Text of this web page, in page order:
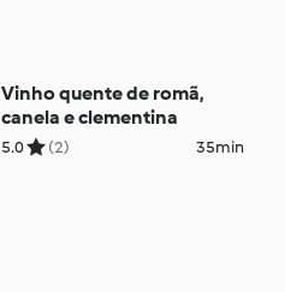
Vinho quente de romã,
canela e clementina
5.0 (2) 35min